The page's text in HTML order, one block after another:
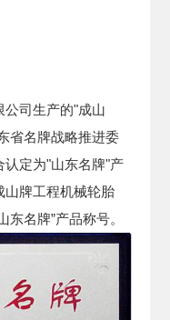
公司生产的"成山
省名牌战略推进委
认定为"山东名牌"产
山牌工程机械轮胎
东名牌”产品称号。